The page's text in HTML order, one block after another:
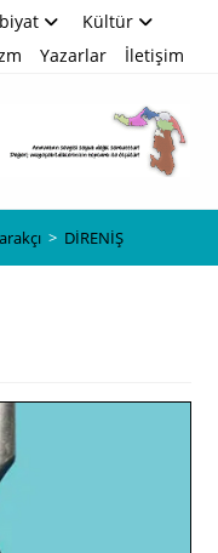
Kültür
Yazarlar İletişim
> DİRENİŞ